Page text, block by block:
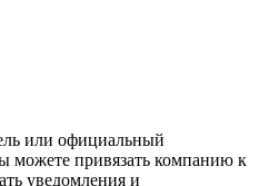
или официальный
можете привязать компанию к
уведомления и